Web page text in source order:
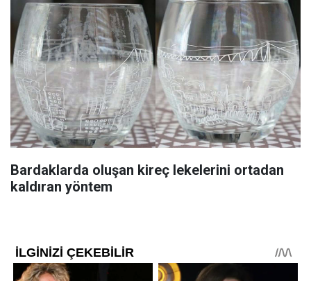
Bardaklarda oluşan kireç lekelerini ortadan
kaldıran yöntem